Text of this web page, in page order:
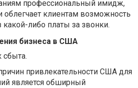
профессиональный имидж,
клиентам возможность
какой-либо платы за звонки.
бизнеса в США
привлекательности США для
является обширный